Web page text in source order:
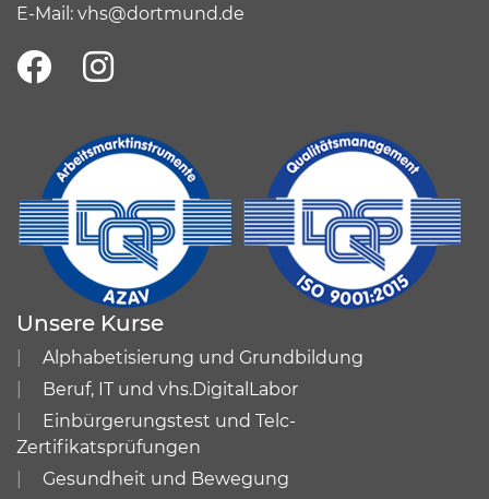
E-Mail: vhs@dortmund.de
Unsere Kurse
Alphabetisierung und Grundbildung
Beruf, IT und vhs.DigitalLabor
Einbürgerungstest und Telc-
Zertifikatsprüfungen
Gesundheit und Bewegung